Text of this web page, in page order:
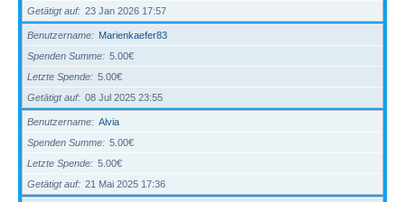
Getätigt auf
23 Jan 2026 17:57
Benutzername
Marienkaefer83
Spenden Summe
5.00€
Letzte Spende
5.00€
Getätigt auf
08 Jul 2025 23:55
Benutzername
Alvia
Spenden Summe
5.00€
Letzte Spende
5.00€
Getätigt auf
21 Mai 2025 17:36